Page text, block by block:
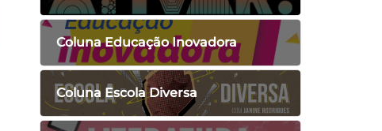
Coluna Educação Inovadora
Coluna Escola Diversa